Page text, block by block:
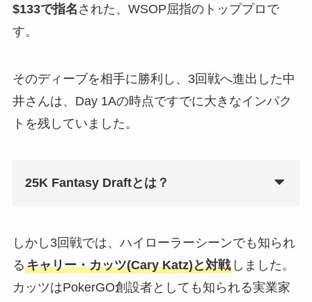
$133で指名 された、WSOP屈指のトッププロで
す。
そのディーブを相手に勝利し、3回戦へ進出した中
井さんは、Day 1Aの時点ですでに大きなインパク
トを残していました。
25K Fantasy Draftとは？
しかし3回戦では、ハイローラーシーンでも知られ
るキャリー・カッツ(Cary Katz)と対戦しました。
カッツはPokerGO創設者としても知られる実業家